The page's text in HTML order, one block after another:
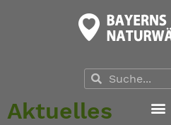
Aktuelles